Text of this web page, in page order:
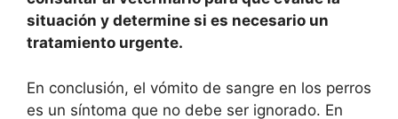
situación y determine si es necesario un
tratamiento urgente.
En conclusión, el vómito de sangre en los perros
es un síntoma que no debe ser ignorado. En